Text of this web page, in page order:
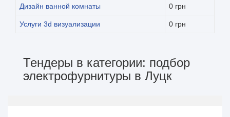
Дизайн ванной комнаты 0 грн
Услуги 3d визуализации 0 грн
Тендеры в категории: подбор
электрофурнитуры в Луцк